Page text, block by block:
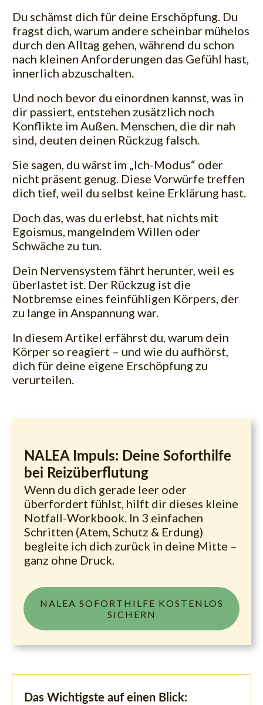
Du schämst dich für deine Erschöpfung. Du
fragst dich, warum andere scheinbar mühelos
durch den Alltag gehen, während du schon
nach kleinen Anforderungen das Gefühl hast,
innerlich abzuschalten.
Und noch bevor du einordnen kannst, was in
dir passiert, entstehen zusätzlich noch
Konflikte im Außen. Menschen, die dir nah
sind, deuten deinen Rückzug falsch.
Sie sagen, du wärst im „Ich-Modus“ oder
nicht präsent genug. Diese Vorwürfe treffen
dich tief, weil du selbst keine Erklärung hast.
Doch das, was du erlebst, hat nichts mit
Egoismus, mangelndem Willen oder
Schwäche zu tun.
Dein Nervensystem fährt herunter, weil es
überlastet ist. Der Rückzug ist die
Notbremse eines feinfühligen Körpers, der
zu lange in Anspannung war.
In diesem Artikel erfährst du, warum dein
Körper so reagiert – und wie du aufhörst,
dich für deine eigene Erschöpfung zu
verurteilen.
NALEA Impuls: Deine Soforthilfe
bei Reizüberflutung
Wenn du dich gerade leer oder
überfordert fühlst, hilft dir dieses kleine
Notfall-Workbook. In 3 einfachen
Schritten (Atem, Schutz & Erdung)
begleite ich dich zurück in deine Mitte –
ganz ohne Druck.
NALEA SOFORTHILFE KOSTENLOS
SICHERN
Das Wichtigste auf einen Blick: